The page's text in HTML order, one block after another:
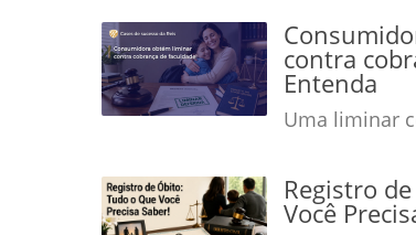
contra
Entenda
Uma liminar
Registro
Você